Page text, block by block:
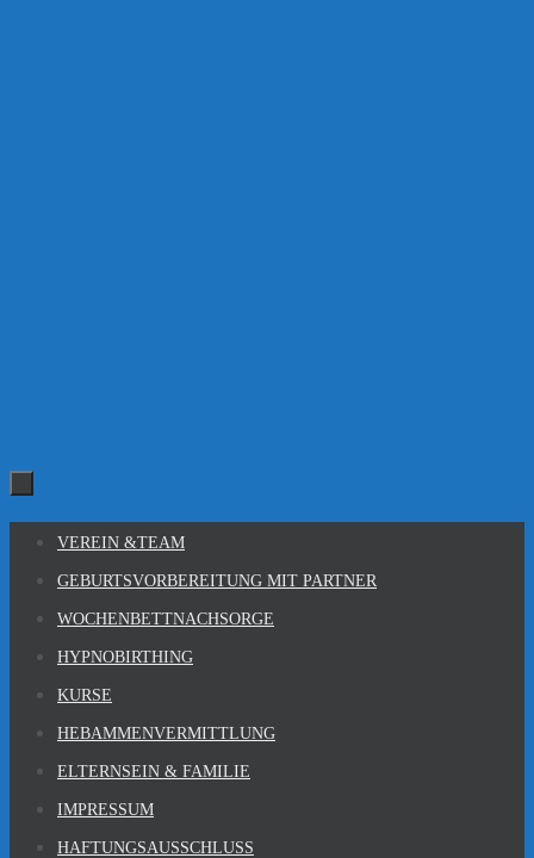
Zum
Inhalt
springen
VEREIN &TEAM
GEBURTSVORBEREITUNG MIT PARTNER
WOCHENBETTNACHSORGE
HYPNOBIRTHING
KURSE
HEBAMMENVERMITTLUNG
ELTERNSEIN & FAMILIE
IMPRESSUM
HAFTUNGSAUSSCHLUSS